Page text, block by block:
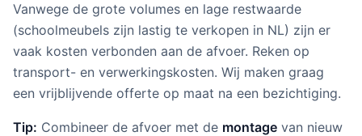
Vanwege de grote volumes en lage restwaarde
(schoolmeubels zijn lastig te verkopen in NL) zijn er
vaak kosten verbonden aan de afvoer. Reken op
transport- en verwerkingskosten. Wij maken graag
een vrijblijvende offerte op maat na een bezichtiging.
Tip: Combineer de afvoer met de montage van nieuw